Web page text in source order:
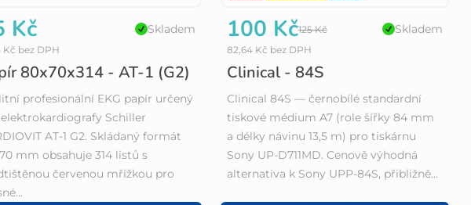
80x70x314 - AT-1 (G2)
Skladem
Kč bez DPH
Kč
profesionální EKG papír určený
Schiller
AT-1 G2. Skládaný formát
mm obsahuje 314 listů s
červenou mřížkou pro
Clinical - 84S
Skladem
82,64 Kč bez DPH
100 Kč125 Kč
Clinical 84S — černobílé standardní
tiskové médium A7 (role šířky 84 mm
a délky návinu 13,5 m) pro tiskárnu
Sony UP-D711MD. Cenově výhodná
alternativa k Sony UPP-84S, přibližně...